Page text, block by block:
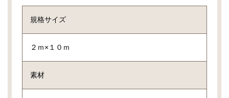
規格サイズ
２ｍ×１０ｍ
素材